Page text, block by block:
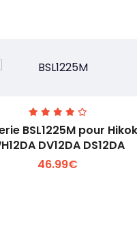
Voir plus +
BSL1225M pour
DV12DA DS12DA
46.99€